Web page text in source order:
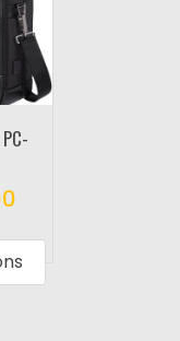
be
chosen
has